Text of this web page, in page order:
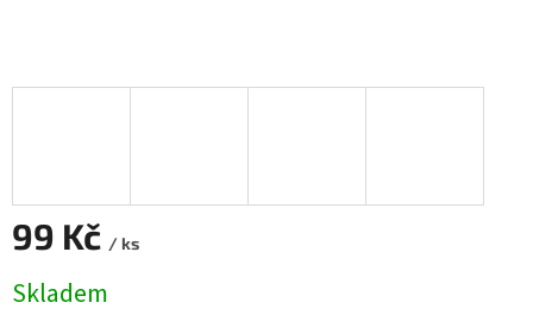
99 Kč / ks
cena:
Skladem